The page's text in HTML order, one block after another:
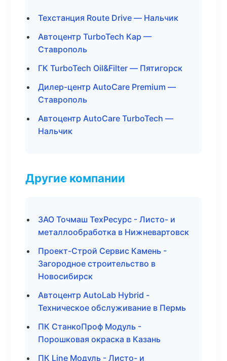
Техстанция Route Drive — Нальчик
Автоцентр TurboTech Кар —
Ставрополь
ГК TurboTech Oil&Filter — Пятигорск
Дилер-центр AutoCare Premium —
Ставрополь
Автоцентр AutoCare TurboTech —
Нальчик
Другие компании
ЗАО Точмаш ТехРесурс - Листо- и
металлообработка в Нижневартовск
Проект-Строй Сервис Камень -
Загородное строительство в
Новосибирск
Автоцентр AutoLab Hybrid -
Техническое обслуживание в Пермь
ПК СтанкоПроф Модуль -
Порошковая окраска в Казань
ПК Line Модуль - Листо- и